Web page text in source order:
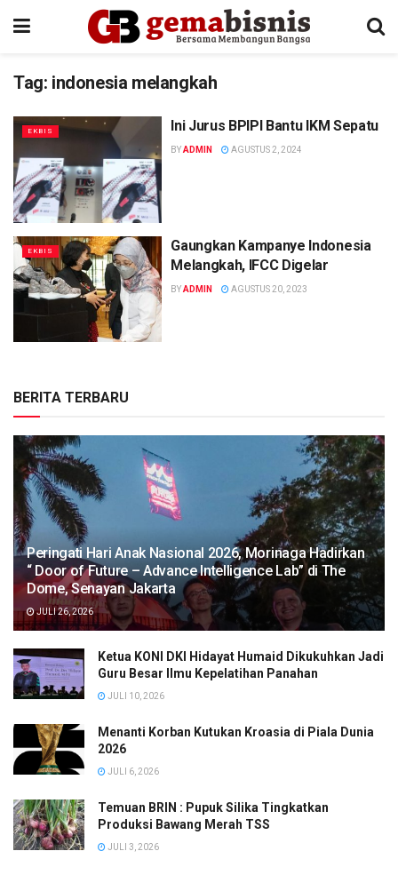
Tag: indonesia melangkah
EKBIS Ini Jurus BPIPI Bantu IKM Sepatu
BYADMIN AGUSTUS 2, 2024
EKBIS
Gaungkan Kampanye Indonesia
Melangkah, IFCC Digelar
BYADMIN AGUSTUS 20, 2023
BERITA TERBARU
Peringati Hari Anak Nasional 2026, Morinaga Hadirkan
“ Door of Future – Advance Intelligence Lab” di The
Dome, Senayan Jakarta
JULI 26, 2026
Ketua KONI DKI Hidayat Humaid Dikukuhkan Jadi
Guru Besar Ilmu Kepelatihan Panahan
JULI 10, 2026
Menanti Korban Kutukan Kroasia di Piala Dunia
2026
JULI 6, 2026
Temuan BRIN : Pupuk Silika Tingkatkan
Produksi Bawang Merah TSS
JULI 3, 2026